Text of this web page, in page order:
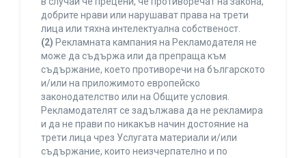
добрите нрави или нарушават права на трети
лица или тяхна интелектуална собственост.
(2) Рекламната кампания на Рекламодателя не
може да съдържа или да препраща към
съдържание, което противоречи на българското
и/или на приложимото европейско
законодателство или на Общите условия.
Рекламодателят се задължава да не рекламира
и да не прави по никакъв начин достояние на
трети лица чрез Услугата материали и/или
съдържание, които неизчерпателно и по